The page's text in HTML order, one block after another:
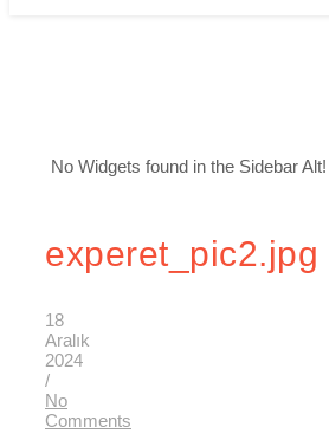
No Widgets found in the Sidebar Alt!
experet_pic2.jpg
18
Aralık
2024
/
No
Comments